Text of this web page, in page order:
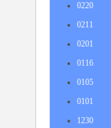
0220
0211
0201
0116
0105
0101
1230